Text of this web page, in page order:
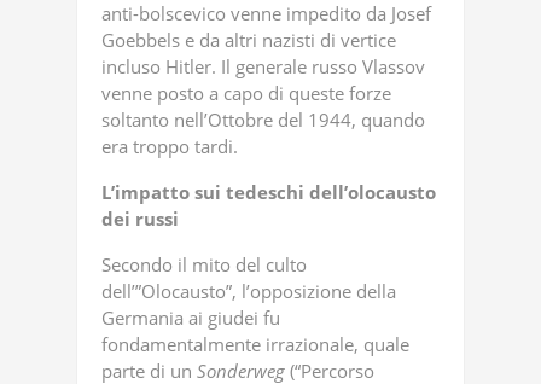
anti-bolscevico venne impedito da Josef
Goebbels e da altri nazisti di vertice
incluso Hitler. Il generale russo Vlassov
venne posto a capo di queste forze
soltanto nell’Ottobre del 1944, quando
era troppo tardi.
L’impatto sui tedeschi dell’olocausto
dei russi
Secondo il mito del culto
dell’”Olocausto”, l’opposizione della
Germania ai giudei fu
fondamentalmente irrazionale, quale
parte di un Sonderweg (“Percorso